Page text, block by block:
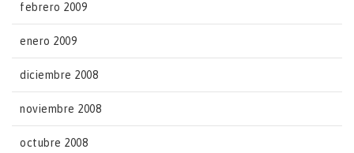
febrero 2009
enero 2009
diciembre 2008
noviembre 2008
octubre 2008